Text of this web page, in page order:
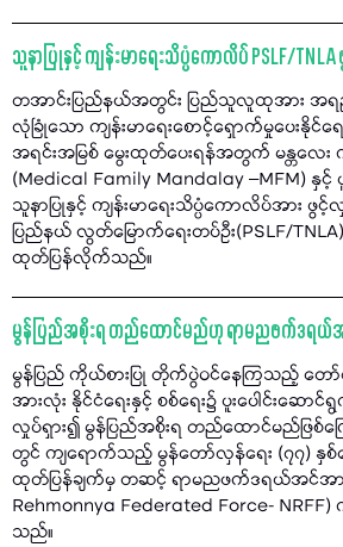
သူနာပြုနှင့် ကျန်းမာရေးသိပ္ပံကောလိပ် PSLF/
တအာင်းပြည်နယ်အတွင်း ပြည်သူလူထုအား အရ
လုံခြုံသော ကျန်းမာရေးစောင့်ရှောက်မှုပေးနို
အရင်းအမြစ် မွေးထုတ်ပေးရန်အတွက် မန္တလေး က
(Medical Family Mandalay –MFM) နှင့်
သူနာပြုနှင့် ကျန်းမာရေးသိပ္ပံကောလိပ်အား ဖွင့်
ပြည်နယ် လွတ်မြောက်ရေးတပ်ဦး(PSLF/
ထုတ်ပြန်လိုက်သည်။
မွန်ပြည်အစိုးရ တည်ထောင်မည်ဟု ရာမညဖက်ဒရယ်
မွန်ပြည် ကိုယ်စားပြု တိုက်ပွဲဝင်နေကြသည့် တော်လှ
အားလုံး နိုင်ငံရေးနှင့် စစ်ရေး၌ ပူးပေါင်းဆေ
လှုပ်ရှား၍ မွန်ပြည်အစိုးရ တည်ထောင်မည်ဖြစ်က
တွင် ကျရောက်သည့် မွန်တော်လှန်ရေး (၇၇) နှ
ထုတ်ပြန်ချက်မှ တဆင့် ရာမညဖက်ဒရယ်အင်အာ
Rehmonnya Federated Force-
သည်။